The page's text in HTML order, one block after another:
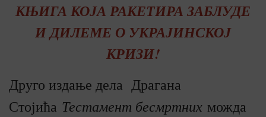
КЊИГА КОЈА РАКЕТИРА ЗАБЛУДЕ
И ДИЛЕМЕ О УКРАЈИНСКОЈ
КРИЗИ!
Друго издање дела Драгана
Стојића Тестамент бесмртних можда